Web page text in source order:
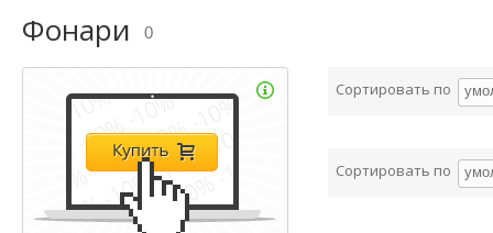
Фонари 0
Сортировать по
Сортировать по